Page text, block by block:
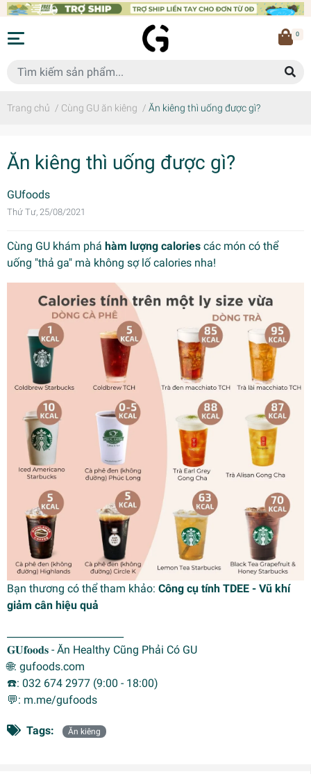
0
Trang chủ / Cùng GU ăn kiêng / Ăn kiêng thì uống được gì?
Ăn kiêng thì uống được gì?
GUfoods
Thứ Tư, 25/08/2021
Cùng GU khám phá hàm lượng calories các món có thể
uống "thả ga" mà không sợ lố calories nha!
Bạn thương có thể tham khảo: Công cụ tính TDEE - Vũ khí
giảm cân hiệu quả
𝐆𝐔𝐟𝐨𝐨𝐝𝐬 - Ăn Healthy Cũng Phải Có GU
🌐: gufoods.com
☎️: 032 674 2977 (9:00 - 18:00)
💬: m.me/gufoods
Tags: Ăn kiêng